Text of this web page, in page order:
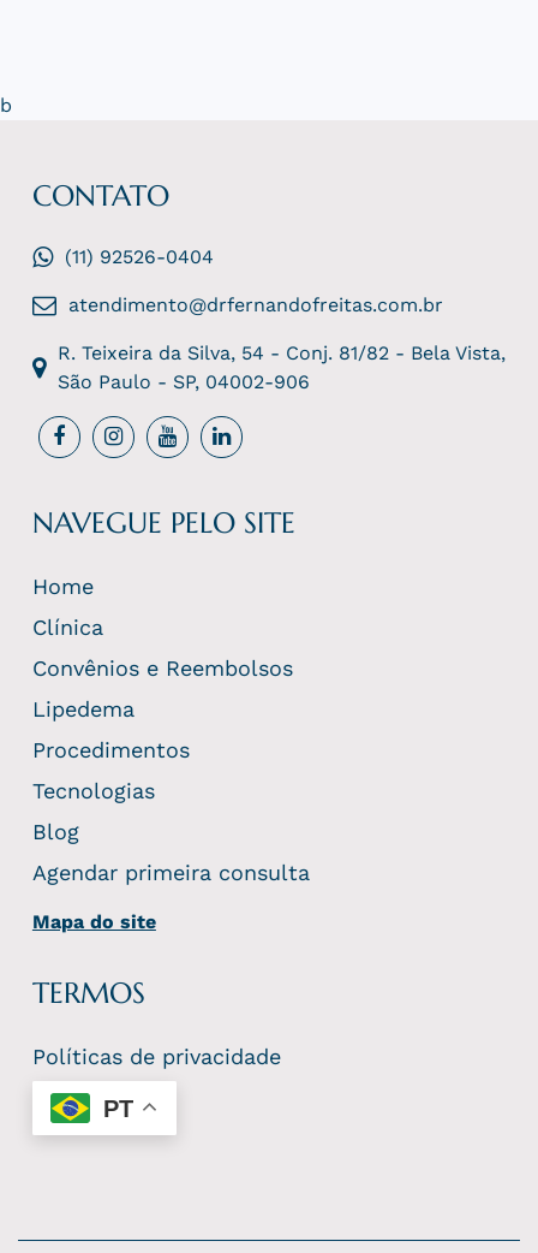
b
CONTATO
(11) 92526-0404
atendimento@drfernandofreitas.com.br
R. Teixeira da Silva, 54 - Conj. 81/82 - Bela Vista,
São Paulo - SP, 04002-906
NAVEGUE PELO SITE
Home
Clínica
Convênios e Reembolsos
Lipedema
Procedimentos
Tecnologias
Blog
Agendar primeira consulta
Mapa do site
TERMOS
Políticas de privacidade
PT